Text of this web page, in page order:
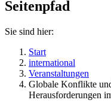
Seitenpfad
Sie sind hier:
Start
international
Veranstaltungen
Globale Konflikte
Herausforderungen